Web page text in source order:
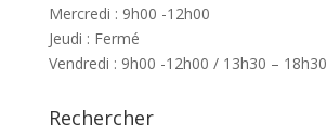
Mercredi : 9h00 -12h00
Jeudi : Fermé
Vendredi : 9h00 -12h00 / 13h30 – 18h30
Rechercher